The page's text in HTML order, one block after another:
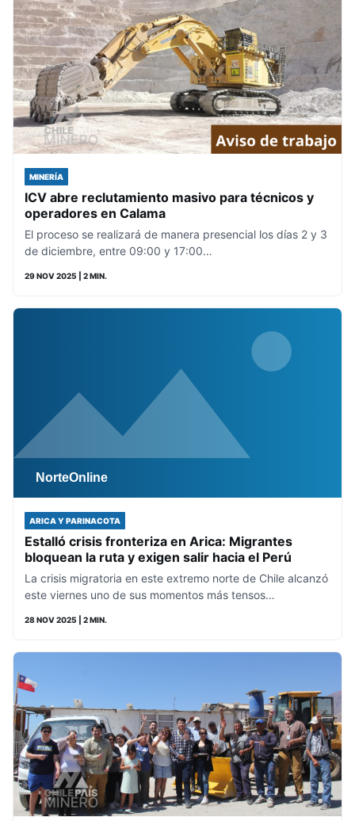
MINERÍA
ICV abre reclutamiento masivo para técnicos y
operadores en Calama
El proceso se realizará de manera presencial los días 2 y 3
de diciembre, entre 09:00 y 17:00…
29 NOV 2025 | 2 MIN.
ARICA Y PARINACOTA
Estalló crisis fronteriza en Arica: Migrantes
bloquean la ruta y exigen salir hacia el Perú
La crisis migratoria en este extremo norte de Chile alcanzó
este viernes uno de sus momentos más tensos…
28 NOV 2025 | 2 MIN.